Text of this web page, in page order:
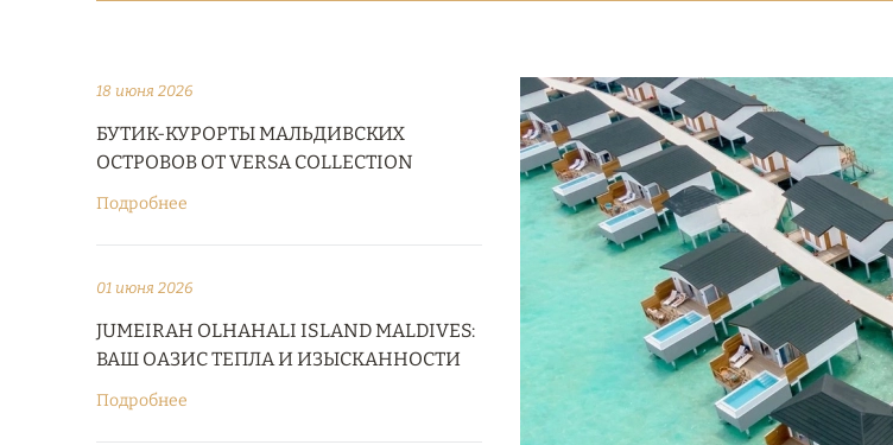
18 июня 2026
БУТИК-КУРОРТЫ МАЛЬДИВСКИХ
ОСТРОВОВ ОТ VERSA COLLECTION
Подробнее
01 июня 2026
JUMEIRAH OLHAHALI ISLAND MALDIVES:
ВАШ ОАЗИС ТЕПЛА И ИЗЫСКАННОСТИ
Подробнее